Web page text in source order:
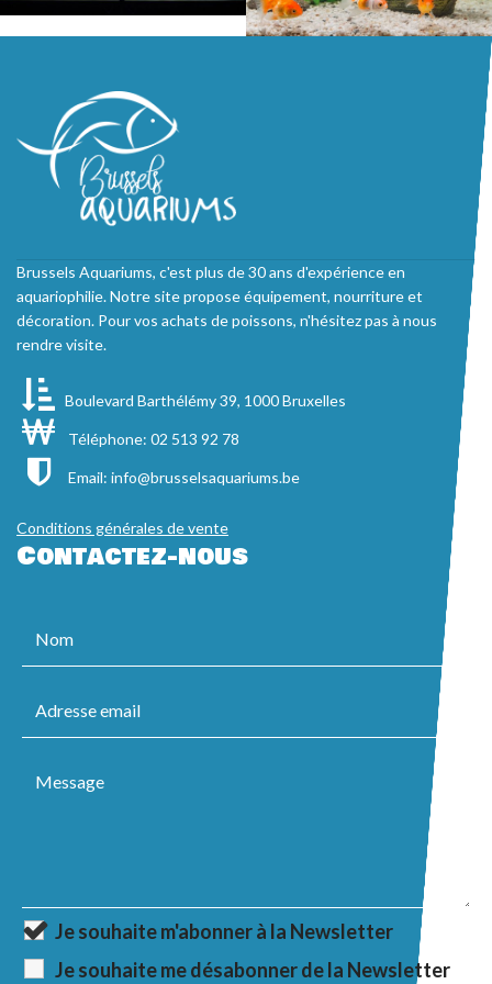
Brussels Aquariums, c'est plus de 30 ans d'expérience en
aquariophilie. Notre site propose équipement, nourriture et
décoration. Pour vos achats de poissons, n'hésitez pas à nous
rendre visite.
Boulevard Barthélémy 39, 1000 Bruxelles
Téléphone: 02 513 92 78
Email: info@brusselsaquariums.be
Conditions générales de vente
Contactez-nous
Je souhaite m'abonner à la Newsletter
Je souhaite me désabonner de la Newsletter